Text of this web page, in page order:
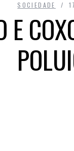
SOCIEDADE
E